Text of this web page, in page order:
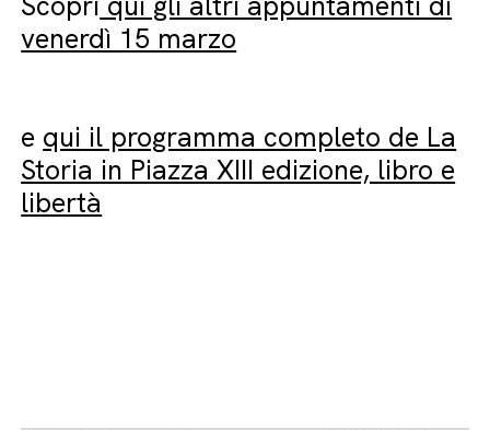
venerdì 15 marzo
e qui il programma completo de La
Storia in Piazza XIII edizione, libro e
libertà